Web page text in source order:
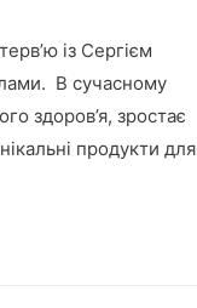
із Сергієм
В сучасному
здоров’я, зростає
продукти для